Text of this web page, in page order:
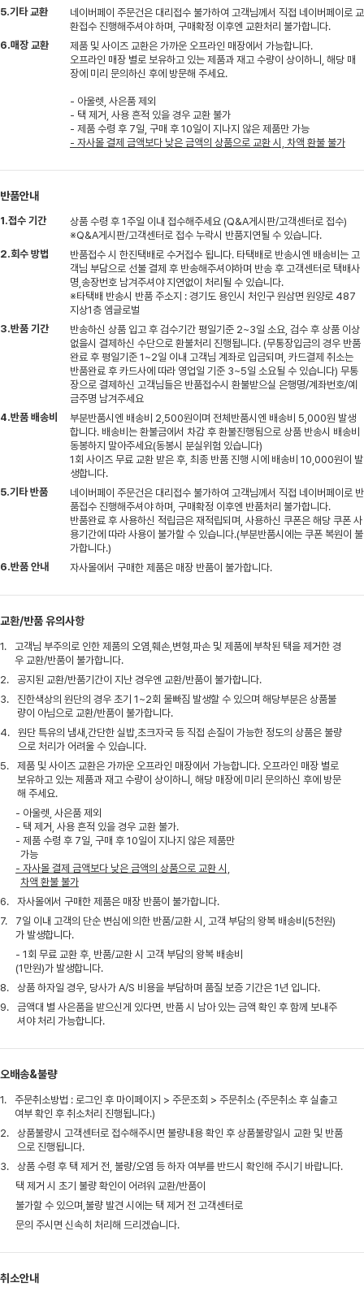
5.기타 교환
네이버페이 주문건은 대리접수 불가하여 고객님께서 직접 네이버페이로 교
환접수 진행해주셔야 하며, 구매확정 이후엔 교환처리 불가합니다.
6.매장 교환
제품 및 사이즈 교환은 가까운 오프라인 매장에서 가능합니다.
오프라인 매장 별로 보유하고 있는 제품과 재고 수량이 상이하니, 해당 매
장에 미리 문의하신 후에 방문해 주세요.
- 아울렛, 사은품 제외
- 택 제거, 사용 흔적 있을 경우 교환 불가
- 제품 수령 후 7일, 구매 후 10일이 지나지 않은 제품만 가능
- 자사몰 결제 금액보다 낮은 금액의 상품으로 교환 시, 차액 환불 불가
반품안내
1.접수 기간
상품 수령 후 1주일 이내 접수해주세요 (Q&A게시판/고객센터로 접수)
※Q&A게시판/고객센터로 접수 누락시 반품지연될 수 있습니다.
2.회수 방법
반품접수 시 한진택배로 수거접수 됩니다. 타택배로 반송시엔 배송비는 고
객님 부담으로 선불 결제 후 반송해주셔야하며 반송 후 고객센터로 택배사
명,송장번호 남겨주셔야 지연없이 처리될 수 있습니다.
※타택배 반송시 반품 주소지 : 경기도 용인시 처인구 원삼면 원양로 487
지상1층 엠글로벌
3.반품 기간
반송하신 상품 입고 후 검수기간 평일기준 2~3일 소요, 검수 후 상품 이상
없을시 결제하신 수단으로 환불처리 진행됩니다. (무통장입금의 경우 반품
완료 후 평일기준 1~2일 이내 고객님 계좌로 입금되며, 카드결제 취소는
반품완료 후 카드사에 따라 영업일 기준 3~5일 소요될 수 있습니다) 무통
장으로 결제하신 고객님들은 반품접수시 환불받으실 은행명/계좌번호/예
금주명 남겨주세요
4.반품 배송비
부분반품시엔 배송비 2,500원이며 전체반품시엔 배송비 5,000원 발생
합니다. 배송비는 환불금에서 차감 후 환불진행됨으로 상품 반송시 배송비
동봉하지 말아주세요(동봉시 분실위험 있습니다)
1회 사이즈 무료 교환 받은 후, 최종 반품 진행 시에 배송비 10,000원이 발
생합니다.
5.기타 반품
네이버페이 주문건은 대리접수 불가하여 고객님께서 직접 네이버페이로 반
품접수 진행해주셔야 하며, 구매확정 이후엔 반품처리 불가합니다.
반품완료 후 사용하신 적립금은 재적립되며, 사용하신 쿠폰은 해당 쿠폰 사
용기간에 따라 사용이 불가할 수 있습니다.(부분반품시에는 쿠폰 복원이 불
가합니다.)
6.반품 안내
자사몰에서 구매한 제품은 매장 반품이 불가합니다.
교환/반품 유의사항
1.
고객님 부주의로 인한 제품의 오염,훼손,변형,파손 및 제품에 부착된 택을 제거한 경
우 교환/반품이 불가합니다.
2.
공지된 교환/반품기간이 지난 경우엔 교환/반품이 불가합니다.
3.
진한색상의 원단의 경우 초기 1~2회 물빠짐 발생할 수 있으며 해당부분은 상품불
량이 아님으로 교환/반품이 불가합니다.
4.
원단 특유의 냄새,간단한 실밥,초크자국 등 직접 손질이 가능한 정도의 상품은 불량
으로 처리가 어려울 수 있습니다.
5.
제품 및 사이즈 교환은 가까운 오프라인 매장에서 가능합니다. 오프라인 매장 별로
보유하고 있는 제품과 재고 수량이 상이하니, 해당 매장에 미리 문의하신 후에 방문
해 주세요.
- 아울렛, 사은품 제외
- 택 제거, 사용 흔적 있을 경우 교환 불가.
- 제품 수령 후 7일, 구매 후 10일이 지나지 않은 제품만
가능
- 자사몰 결제 금액보다 낮은 금액의 상품으로 교환 시,
차액 환불 불가
6.
자사몰에서 구매한 제품은 매장 반품이 불가합니다.
7.
7일 이내 고객의 단순 변심에 의한 반품/교환 시, 고객 부담의 왕복 배송비(5천원)
가 발생합니다.
- 1회 무료 교환 후, 반품/교환 시 고객 부담의 왕복 배송비
(1만원)가 발생합니다.
8.
상품 하자일 경우, 당사가 A/S 비용을 부담하며 품질 보증 기간은 1년 입니다.
9.
금액대 별 사은품을 받으신게 있다면, 반품 시 남아 있는 금액 확인 후 함께 보내주
셔야 처리 가능합니다.
오배송&불량
1.
주문취소방법 : 로그인 후 마이페이지 > 주문조회 > 주문취소 (주문취소 후 실출고
여부 확인 후 취소처리 진행됩니다.)
2.
상품불량시 고객센터로 접수해주시면 불량내용 확인 후 상품불량일시 교환 및 반품
으로 진행됩니다.
3.
상품 수령 후 택 제거 전, 불량/오염 등 하자 여부를 반드시 확인해 주시기 바랍니다.
택 제거 시 초기 불량 확인이 어려워 교환/반품이
불가할 수 있으며,불량 발견 시에는 택 제거 전 고객센터로
문의 주시면 신속히 처리해 드리겠습니다.
취소안내